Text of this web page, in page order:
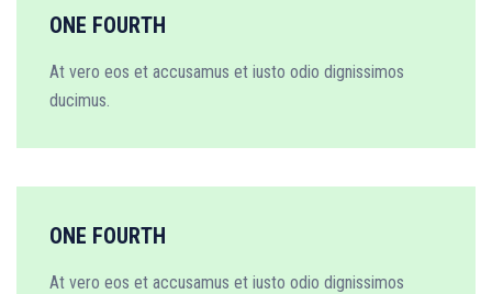
ONE FOURTH
At vero eos et accusamus et iusto odio dignissimos
ducimus.
ONE FOURTH
At vero eos et accusamus et iusto odio dignissimos